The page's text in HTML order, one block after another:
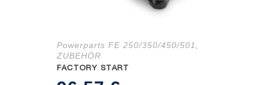
Powerparts FE 250/350/450/501 ,
ZUBEHÖR
FACTORY START